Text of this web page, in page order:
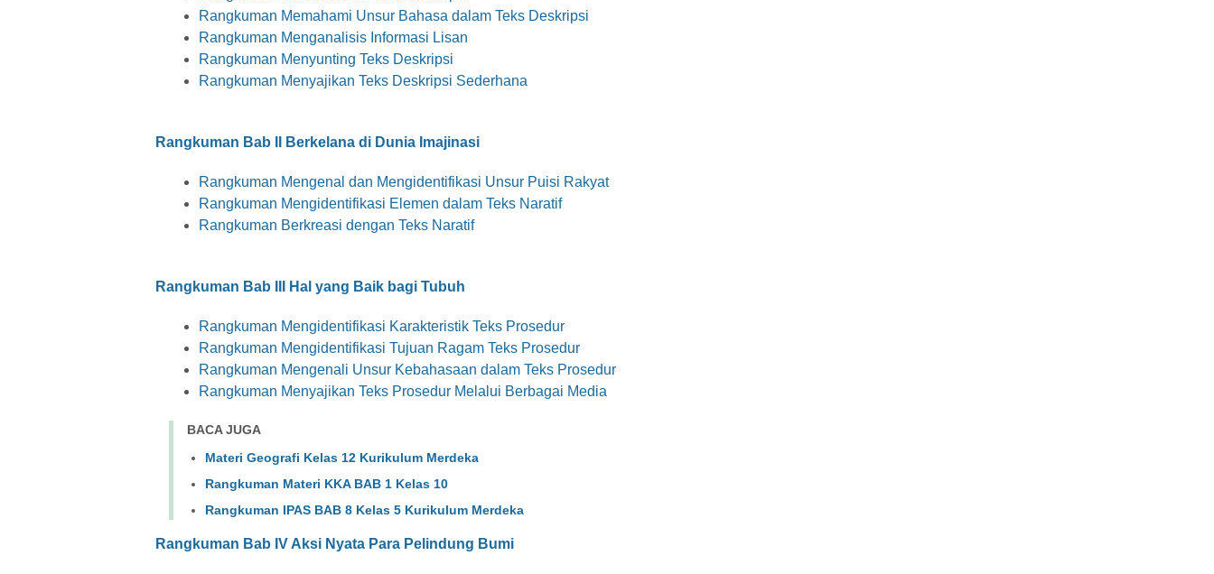
Rangkuman Memahami Unsur Bahasa dalam Teks Deskripsi
Rangkuman Menganalisis Informasi Lisan
Rangkuman Menyunting Teks Deskripsi
Rangkuman Menyajikan Teks Deskripsi Sederhana
Rangkuman Bab II Berkelana di Dunia Imajinasi
Rangkuman Mengenal dan Mengidentifikasi Unsur Puisi Rakyat
Rangkuman Mengidentifikasi Elemen dalam Teks Naratif
Rangkuman Berkreasi dengan Teks Naratif
Rangkuman Bab III Hal yang Baik bagi Tubuh
Rangkuman Mengidentifikasi Karakteristik Teks Prosedur
Rangkuman Mengidentifikasi Tujuan Ragam Teks Prosedur
Rangkuman Mengenali Unsur Kebahasaan dalam Teks Prosedur
Rangkuman Menyajikan Teks Prosedur Melalui Berbagai Media
BACA JUGA
Materi Geografi Kelas 12 Kurikulum Merdeka
Rangkuman Materi KKA BAB 1 Kelas 10
Rangkuman IPAS BAB 8 Kelas 5 Kurikulum Merdeka
Rangkuman Bab IV Aksi Nyata Para Pelindung Bumi